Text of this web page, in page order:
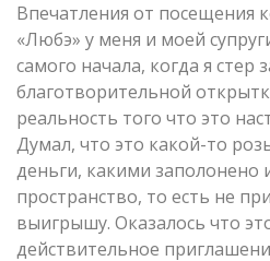
Впечатления от посещения
«Любэ» у меня и моей
самого начала, когда я
благотворительной
реальность того что это
Думал, что это какой-то
деньги, какими заполонено
пространство, то есть не
выигрышу. Оказалось что
действительное